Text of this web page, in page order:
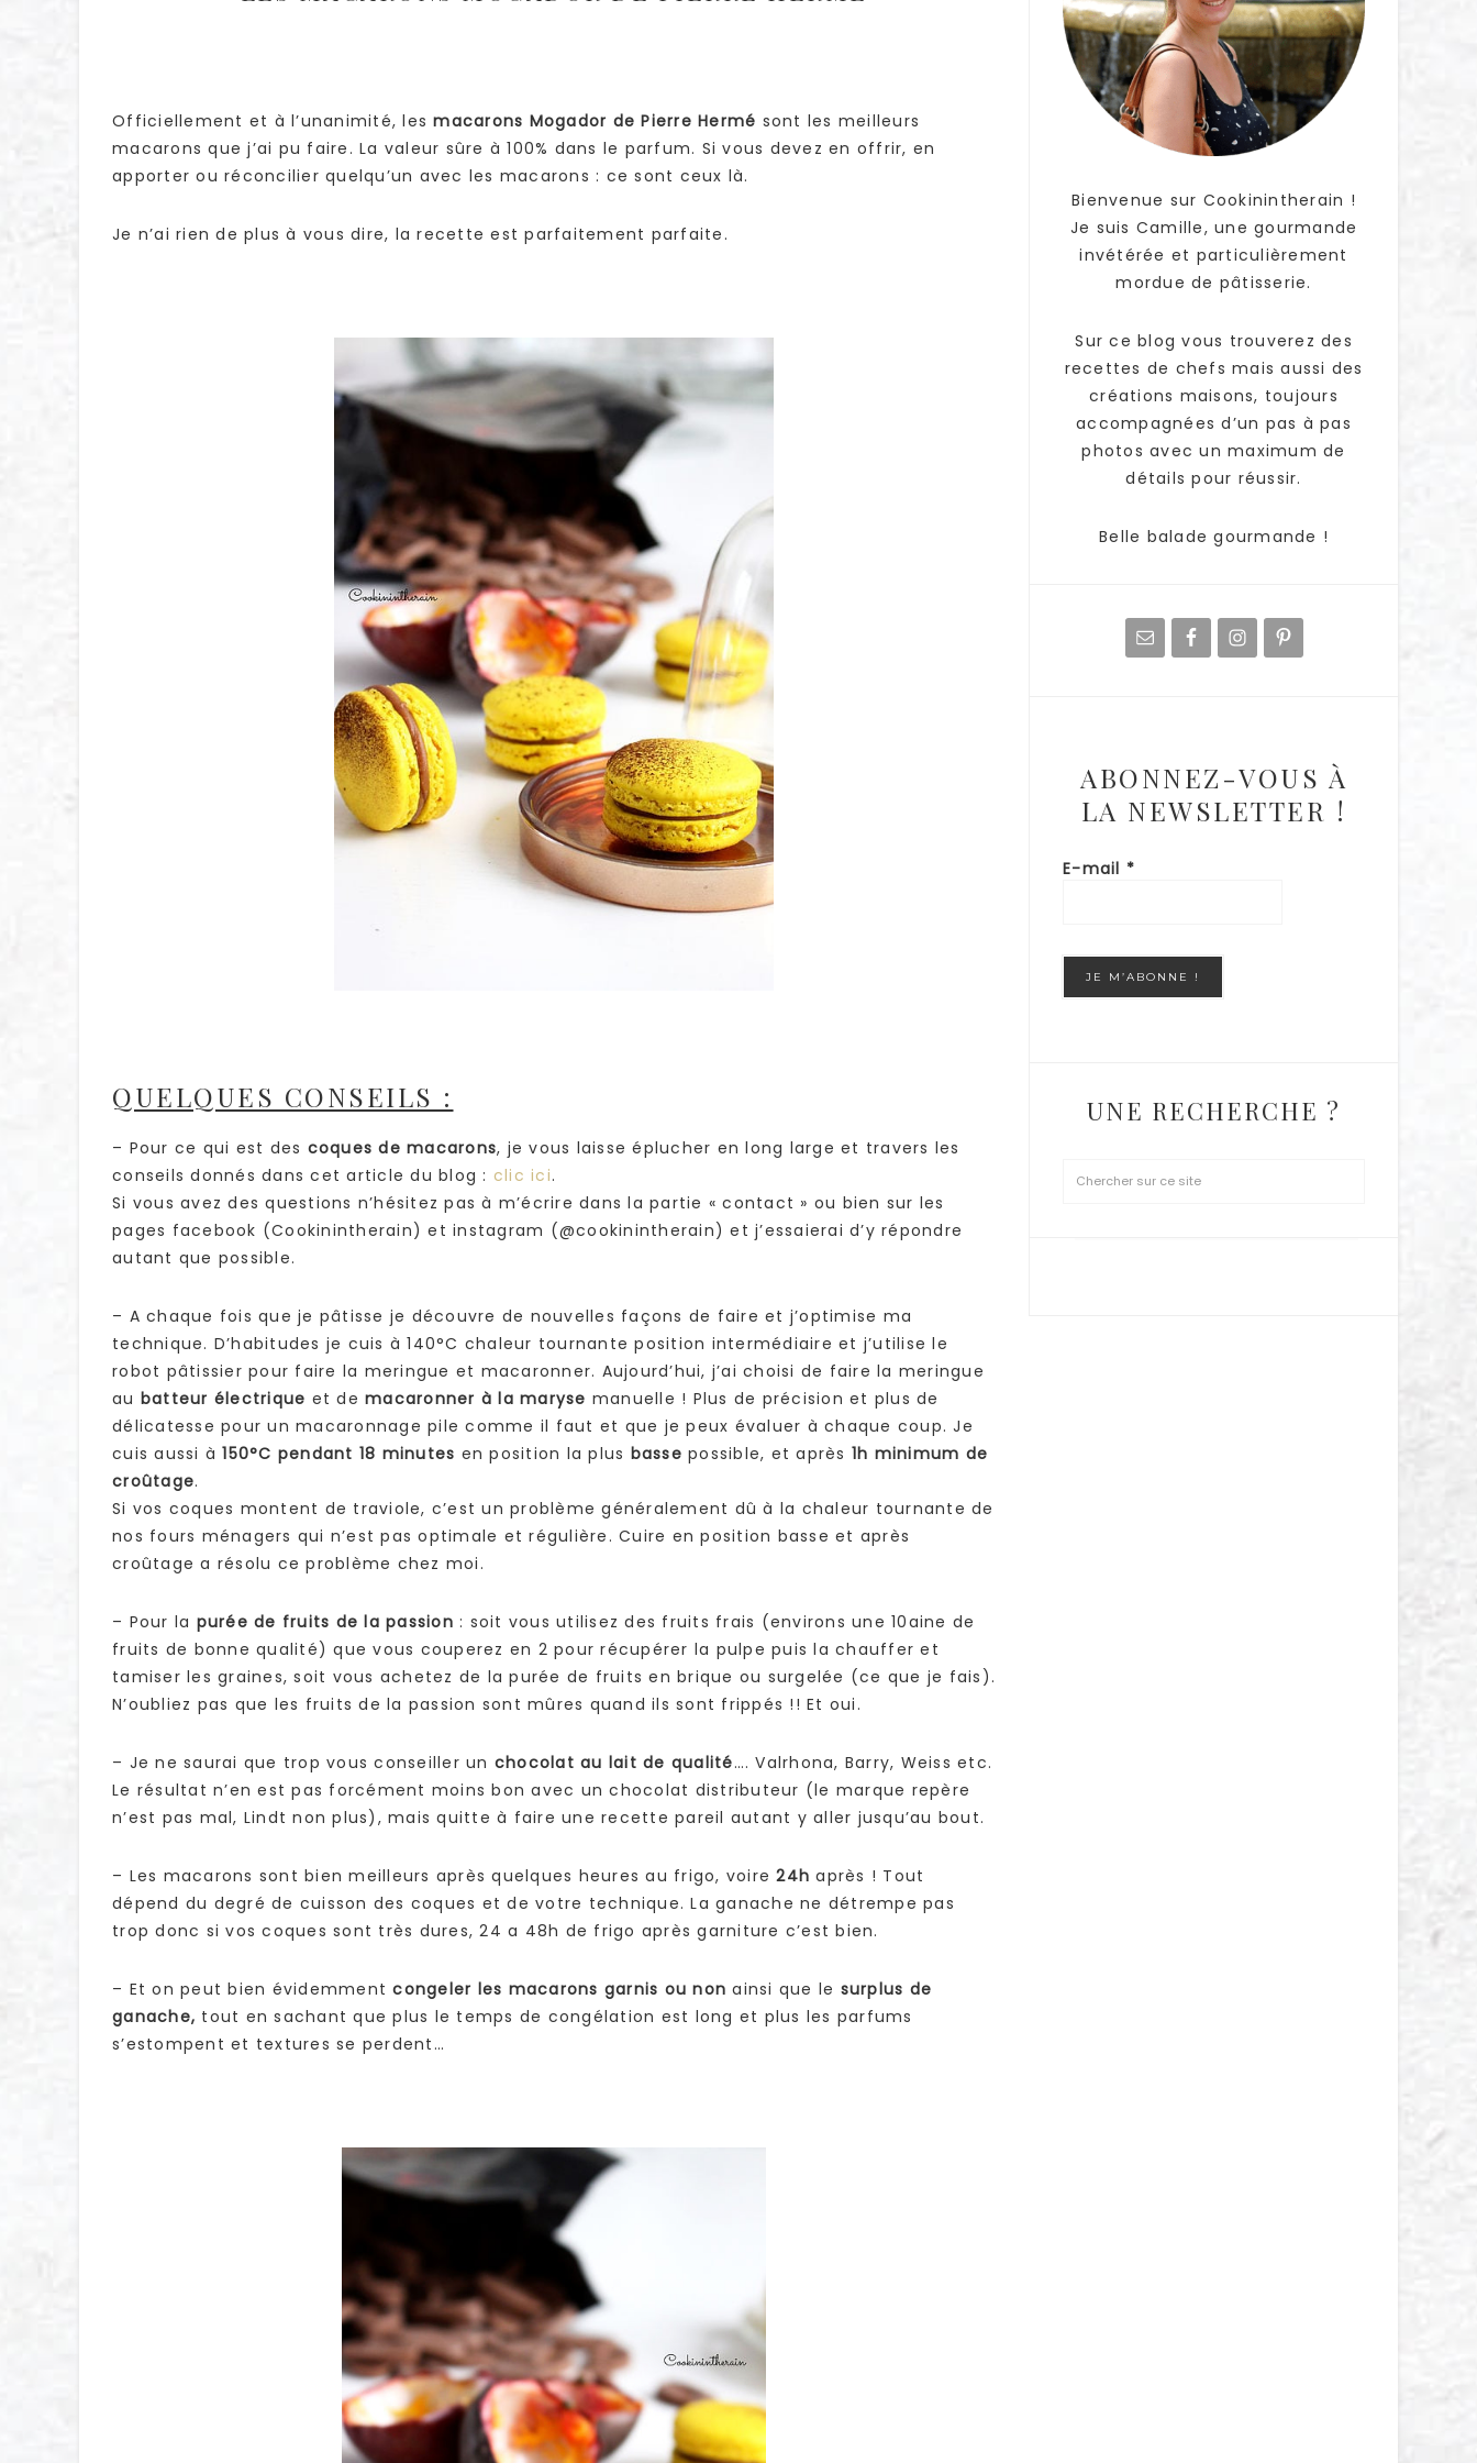
Officiellement et à l’unanimité, lesmacarons Mogador de Pierre Hermé sont les meilleurs
macarons que j’ai pu faire. La valeur sûre à 100% dans le parfum. Si vous devez en offrir, en
apporter ou réconcilier quelqu’un avec les macarons : ce sont ceux là.
Je n’ai rien de plus à vous dire, la recette est parfaitement parfaite.
QUELQUES CONSEILS :
– Pour ce qui est des coques de macarons, je vous laisse éplucher en long large et travers les
conseils donnés dans cet article du blog : clic ici.
Si vous avez des questions n’hésitez pas à m’écrire dans la partie « contact » ou bien sur les
pages facebook (Cookinintherain) et instagram (@cookinintherain) et j’essaierai d’y répondre
autant que possible.
– A chaque fois que je pâtisse je découvre de nouvelles façons de faire et j’optimise ma
technique. D’habitudes je cuis à 140°C chaleur tournante position intermédiaire et j’utilise le
robot pâtissier pour faire la meringue et macaronner. Aujourd’hui, j’ai choisi de faire la meringue
au batteur électrique et de macaronner à la maryse manuelle ! Plus de précision et plus de
délicatesse pour un macaronnage pile comme il faut et que je peux évaluer à chaque coup. Je
cuis aussi à150°C pendant 18 minutes en position la plus basse possible, et après 1h minimum de
croûtage.
Si vos coques montent de traviole, c’est un problème généralement dû à la chaleur tournante de
nos fours ménagers qui n’est pas optimale et régulière. Cuire en position basse et après
croûtage a résolu ce problème chez moi.
– Pour la purée de fruits de la passion : soit vous utilisez des fruits frais (environs une 10aine de
fruits de bonne qualité) que vous couperez en 2 pour récupérer la pulpe puis la chauffer et
tamiser les graines, soit vous achetez de la purée de fruits en brique ou surgelée (ce que je fais).
N’oubliez pas que les fruits de la passion sont mûres quand ils sont frippés !! Et oui.
– Je ne saurai que trop vous conseiller un chocolat au lait de qualité…. Valrhona, Barry, Weiss etc.
Le résultat n’en est pas forcément moins bon avec un chocolat distributeur (le marque repère
n’est pas mal, Lindt non plus), mais quitte à faire une recette pareil autant y aller jusqu’au bout.
– Les macarons sont bien meilleurs après quelques heures au frigo, voire24h après ! Tout
dépend du degré de cuisson des coques et de votre technique. La ganache ne détrempe pas
trop donc si vos coques sont très dures, 24 a 48h de frigo après garniture c’est bien.
– Et on peut bien évidemmentcongeler les macarons garnis ou non ainsi que le surplus de
ganache, tout en sachant que plus le temps de congélation est long et plus les parfums
s’estompent et textures se perdent…
Bienvenue sur Cookinintherain !
Je suis Camille, une gourmande
invétérée et particulièrement
mordue de pâtisserie.
Sur ce blog vous trouverez des
recettes de chefs mais aussi des
créations maisons, toujours
accompagnées d’un pas à pas
photos avec un maximum de
détails pour réussir.
Belle balade gourmande !
ABONNEZ-VOUS À
LA NEWSLETTER !
E-mail *
UNE RECHERCHE ?